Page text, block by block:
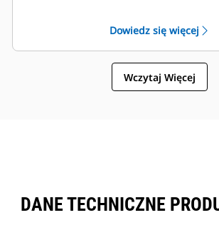
Dowiedz się więcej
Wczytaj Więcej
DANE TECHNICZNE